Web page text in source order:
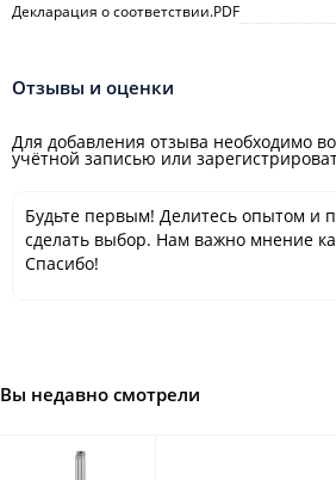
Декларация о соответствии.PDF
Отзывы и оценки
Для добавления отзыва необходимо
учётной записью или
Будьте первым! Делитесь опытом и
сделать выбор. Нам важно мнение
Спасибо!
Вы недавно смотрели